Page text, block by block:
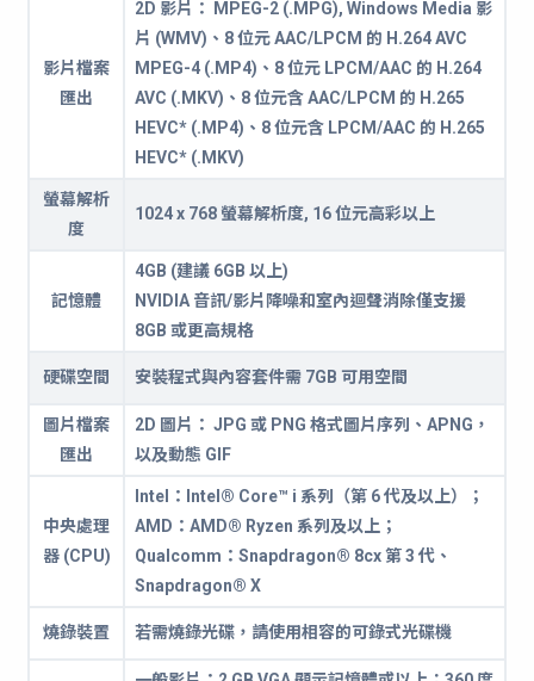
影片檔案
匯出
2D 影片： MPEG-2 (.MPG), Windows Media 影
片 (WMV)、8 位元 AAC/LPCM 的 H.264 AVC
MPEG-4 (.MP4)、8 位元 LPCM/AAC 的 H.264
AVC (.MKV)、8 位元含 AAC/LPCM 的 H.265
HEVC* (.MP4)、8 位元含 LPCM/AAC 的 H.265
HEVC* (.MKV)
螢幕解析
度
1024 x 768 螢幕解析度, 16 位元高彩以上
記憶體
4GB (建議 6GB 以上)
NVIDIA 音訊/影片降噪和室內迴聲消除僅支援
8GB 或更高規格
硬碟空間 安裝程式與內容套件需 7GB 可用空間
圖片檔案
匯出
2D 圖片： JPG 或 PNG 格式圖片序列、APNG，
以及動態 GIF
中央處理
器 (CPU)
Intel：Intel® Core™ i 系列（第 6 代及以上）；
AMD：AMD® Ryzen 系列及以上；
Qualcomm：Snapdragon® 8cx 第 3 代、
Snapdragon® X
燒錄裝置 若需燒錄光碟，請使用相容的可錄式光碟機